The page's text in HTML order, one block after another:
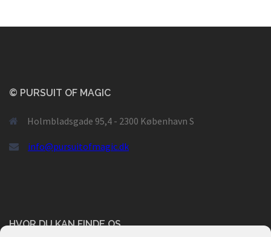
© PURSUIT OF MAGIC
Holmbladsgade 95,4 - 2300 København S
info@pursuitofmagic.dk
HVOR DU KAN FINDE OS